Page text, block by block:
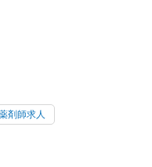
剤師求人